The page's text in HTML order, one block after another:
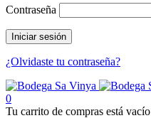
Contraseña
¿Olvidaste tu contraseña?
0
Tu carrito de compras está vacío